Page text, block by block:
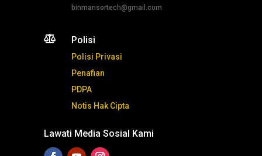
binmansortech@gmail.com
 Polisi
Polisi Privasi
Penafian
PDPA
Notis Hak Cipta
Lawati Media Sosial Kami